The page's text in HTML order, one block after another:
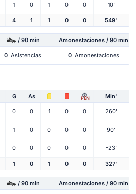
1 0 1 0 0 10'
4 1 1 0 0 549'
/ 90 min Amonestaciones / 90 min
0 Asistencias 0 Amonestaciones
G As PEN
Min'
0 0 1 0 0 260'
1 0 0 0 0 90'
0 0 0 0 0 -23'
1 0 1 0 0 327'
/ 90 min Amonestaciones / 90 min